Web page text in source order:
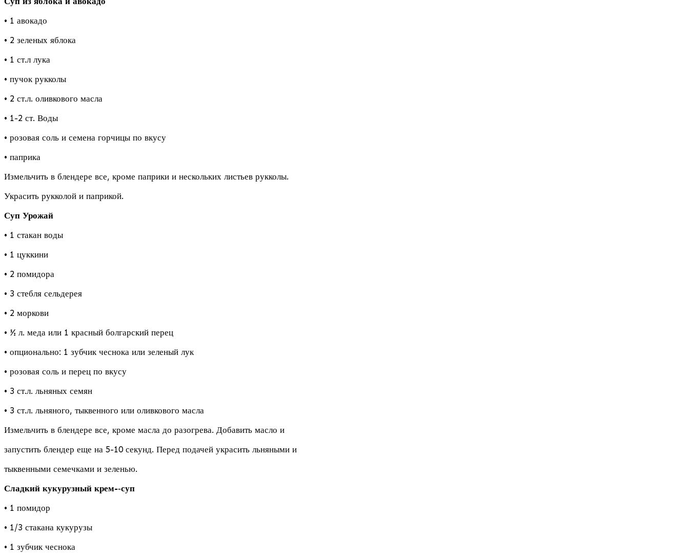
• 1 авокадо
• 2 зеленых яблока
• 1 ст.л лука
• пучок рукколы
• 2 ст.л. оливкового масла
• 1-2 ст. Воды
• розовая соль и семена горчицы по вкусу
• паприка
Измельчить в блендере все, кроме паприки и нескольких листьев рукколы.
Украсить рукколой и паприкой.
Суп Урожай
• 1 стакан воды
• 1 цуккини
• 2 помидора
• 3 стебля сельдерея
• 2 моркови
• ½ л. меда или 1 красный болгарский перец
• опционально: 1 зубчик чеснока или зеленый лук
• розовая соль и перец по вкусу
• 3 ст.л. льняных семян
• 3 ст.л. льняного, тыквенного или оливкового масла
Измельчить в блендере все, кроме масла до разогрева. Добавить масло и
запустить блендер еще на 5-10 секунд. Перед подачей украсить льняными и
тыквенными семечками и зеленью.
Сладкий кукурузный крем-­‐суп
• 1 помидор
• 1/3 стакана кукурузы
• 1 зубчик чеснока